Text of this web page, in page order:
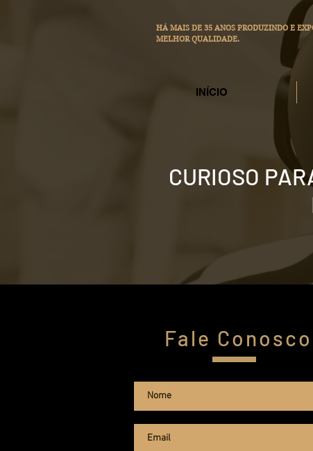
HÁ MAIS DE 35 ANOS PRODUZINDO E
MELHOR QUALIDADE.
INÍCIO
CURIOSO
Fale Conosco